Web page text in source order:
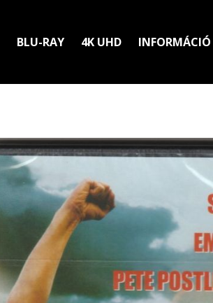
BLU-RAY 4K UHD INFORMÁCIÓ